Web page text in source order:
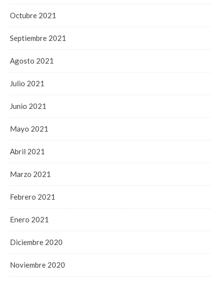
Octubre 2021
Septiembre 2021
Agosto 2021
Julio 2021
Junio 2021
Mayo 2021
Abril 2021
Marzo 2021
Febrero 2021
Enero 2021
Diciembre 2020
Noviembre 2020